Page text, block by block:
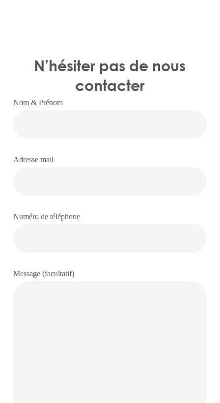
N’hésiter pas de nous
contacter
Nom & Prénom
Adresse mail
Numéro de téléphone
Message (facultatif)